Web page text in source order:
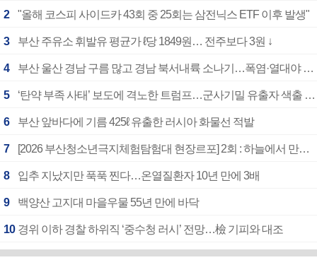
2 "올해 코스피 사이드카 43회 중 25회는 삼전닉스 ETF 이후 발생"
3 부산 주유소 휘발유 평균가 ℓ당 1849원… 전주보다 3원 ↓
4 부산 울산 경남 구름 많고 경남 북서내륙 소나기…폭염·열대야 계속
5 ‘탄약 부족 사태’ 보도에 격노한 트럼프…군사기밀 유출자 색출 지시
6 부산 앞바다에 기름 425ℓ 유출한 러시아 화물선 적발
7 [2026 부산청소년극지체험탐험대 현장르포] 2회 : 하늘에서 만난 얼음의 나라
8 입추 지났지만 푹푹 찐다…온열질환자 10년 만에 3배
9 백양산 고지대 마을우물 55년 만에 바닥
10 경위 이하 경찰 하위직 ‘중수청 러시’ 전망…檢 기피와 대조